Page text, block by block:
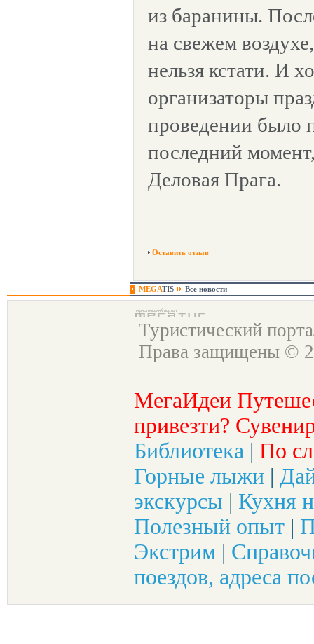
из баранины.
на свежем
нельзя кстати. И
организаторы
проведении было
последний
Деловая Прага.
Оставить отзыв
MEGATIS Все новости
Туристический
Права защищены ©
МегаИдеи
привезти?
Библиотека | По
Горные лыжи |
экскурсы | Кухня
Полезный опыт |
Экстрим |
поездов, адреса